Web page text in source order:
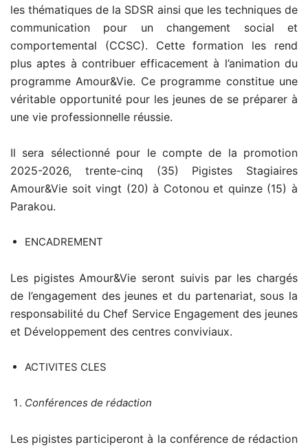
les thématiques de la SDSR ainsi que les techniques de
communication pour un changement social et
comportemental (CCSC). Cette formation les rend
plus aptes à contribuer efficacement à l’animation du
programme Amour&Vie. Ce programme constitue une
véritable opportunité pour les jeunes de se préparer à
une vie professionnelle réussie.
Il sera sélectionné pour le compte de la promotion
2025-2026, trente-cinq (35) Pigistes Stagiaires
Amour&Vie soit vingt (20) à Cotonou et quinze (15) à
Parakou.
ENCADREMENT
Les pigistes Amour&Vie seront suivis par les chargés
de l’engagement des jeunes et du partenariat, sous la
responsabilité du Chef Service Engagement des jeunes
et Développement des centres conviviaux.
ACTIVITES CLES
Conférences de rédaction
Les pigistes participeront à la conférence de rédaction